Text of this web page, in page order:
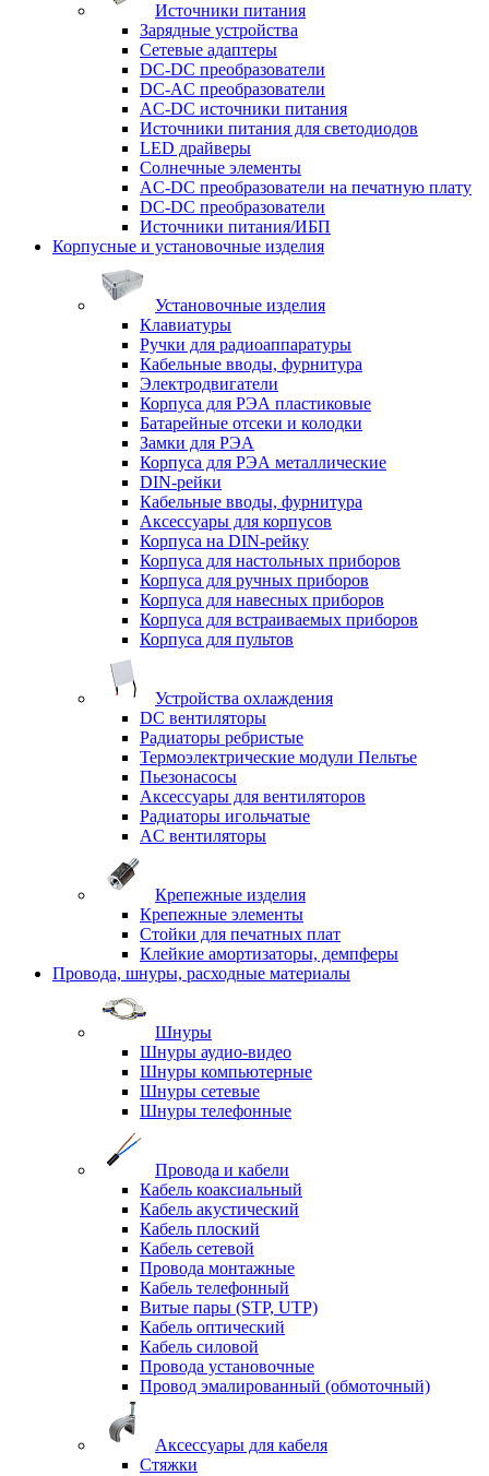
Источники питания
Зарядные устройства
Сетевые адаптеры
DC-DC преобразователи
DC-AC преобразователи
AC-DC источники питания
Источники питания для светодиодов
LED драйверы
Солнечные элементы
AC-DC преобразователи на печатную плату
DC-DC преобразователи
Источники питания/ИБП
Корпусные и установочные изделия
Установочные изделия
Клавиатуры
Ручки для радиоаппаратуры
Кабельные вводы, фурнитура
Электродвигатели
Корпуса для РЭА пластиковые
Батарейные отсеки и колодки
Замки для РЭА
Корпуса для РЭА металлические
DIN-рейки
Кабельные вводы, фурнитура
Аксессуары для корпусов
Корпуса на DIN-рейку
Корпуса для настольных приборов
Корпуса для ручных приборов
Корпуса для навесных приборов
Корпуса для встраиваемых приборов
Корпуса для пультов
Устройства охлаждения
DC вентиляторы
Радиаторы ребристые
Термоэлектрические модули Пельтье
Пьезонасосы
Аксессуары для вентиляторов
Радиаторы игольчатые
AC вентиляторы
Крепежные изделия
Крепежные элементы
Стойки для печатных плат
Клейкие амортизаторы, демпферы
Провода, шнуры, расходные материалы
Шнуры
Шнуры аудио-видео
Шнуры компьютерные
Шнуры сетевые
Шнуры телефонные
Провода и кабели
Кабель коаксиальный
Кабель акустический
Кабель плоский
Кабель сетевой
Провода монтажные
Кабель телефонный
Витые пары (STP, UTP)
Кабель оптический
Кабель силовой
Провода установочные
Провод эмалированный (обмоточный)
Аксессуары для кабеля
Стяжки